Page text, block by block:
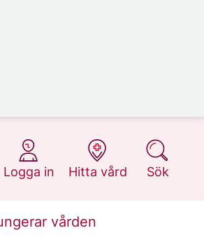
Logga in
på 1177.se
Hitta vård
på 1177.se
Sök
på 1177.se
vården